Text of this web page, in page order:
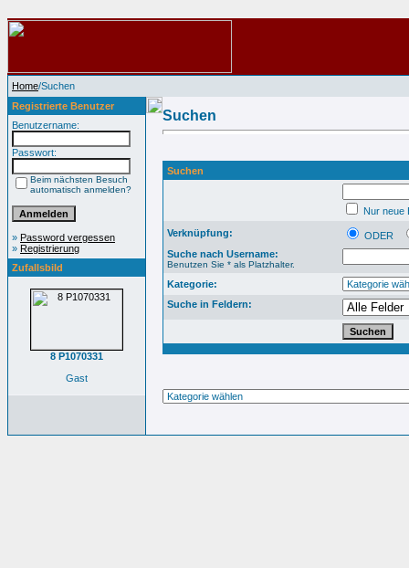
Home/Suchen
Registrierte Benutzer
Benutzername:
Passwort:
Beim nächsten Besuch
automatisch anmelden?
» Password vergessen
» Registrierung
Zufallsbild
8 P1070331
Gast
Suchen
Suchen
Nur neue
Verknüpfung:
ODER
Suche nach Username:
Benutzen Sie * als Platzhalter.
Kategorie:
Suche in Feldern: